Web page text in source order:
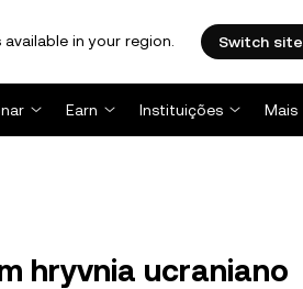
in your region. Switch site
Earn Instituições Mais
hryvnia ucraniano